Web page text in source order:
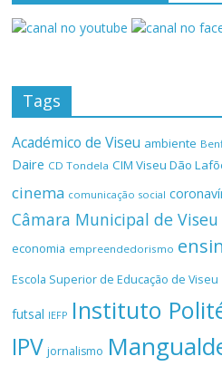
Tags
Académico de Viseu ambiente
Daire CD Tondela CIM Viseu Dão
cinema comunicação social
Câmara Municipal de Viseu
economia empreendedorismo
Escola Superior de Educação de Viseu
futsal IEFP Instituto
IPV jornalismo